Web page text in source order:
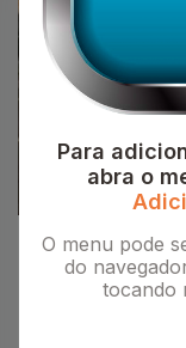
Can Motors
HYUNDAI
Para
abra o
O menu pode
do
tocando